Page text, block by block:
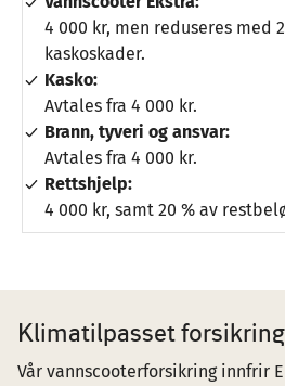
4 000 kr, men reduseres med
kaskoskader.
Kasko:
Avtales fra 4 000 kr.
Brann, tyveri og ansvar:
Avtales fra 4 000 kr.
Rettshjelp:
4 000 kr, samt 20 % av
Klimatilpasset forsikring
Vår vannscooterforsikring innfrir